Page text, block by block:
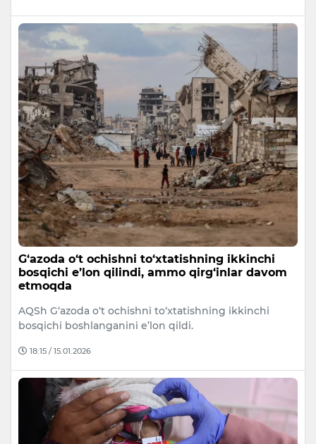
G‘azoda o‘t ochishni to‘xtatishning ikkinchi
bosqichi e’lon qilindi, ammo qirg‘inlar davom
etmoqda
AQSh G‘azoda o‘t ochishni to‘xtatishning ikkinchi
bosqichi boshlanganini e’lon qildi.
18:15 / 15.01.2026